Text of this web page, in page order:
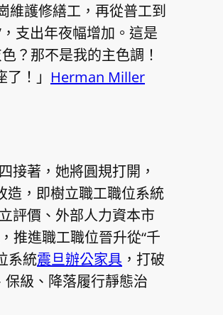
維護修繕工，再從普工到
支出年夜幅增加。這是
？那不是我的主色調！
！」 Herman Miller
接著，她將圓規打開，
造，即樹立職工職位系統
評價、外部人力資本市
推進職工職位晉升從“千
系統震旦辦公家具 ，打破
保級、降落履行靜態治